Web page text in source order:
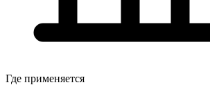
Где применяется